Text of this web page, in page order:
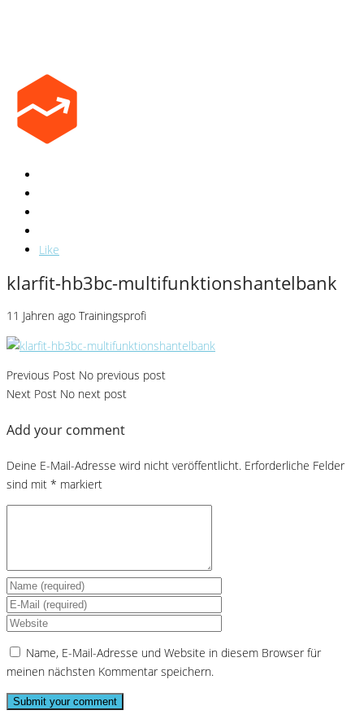
Like
klarfit-hb3bc-multifunktionshantelbank
11 Jahren ago Trainingsprofi
Previous Post No previous post
Next Post No next post
Add your comment
Deine E-Mail-Adresse wird nicht veröffentlicht. Erforderliche Felder
sind mit * markiert
Name, E-Mail-Adresse und Website in diesem Browser für
meinen nächsten Kommentar speichern.